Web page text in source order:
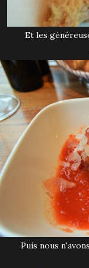
Et les généreuses boulettes de viande sauce tomate et
Puis nous n'avons pas pu résister au poisson du jour : du